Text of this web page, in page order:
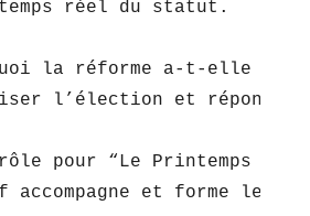
réel du statut.
la réforme a-t-elle
l’élection et
pour “Le Printemps
et forme les